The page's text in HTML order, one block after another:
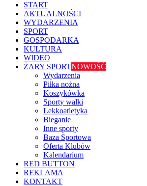
START
AKTUALNOŚCI
WYDARZENIA
SPORT
GOSPODARKA
KULTURA
WIDEO
ŻARY SPORTNOWOŚĆ
Wydarzenia
Piłka nożna
Koszykówka
Sporty walki
Lekkoatletyka
Bieganie
Inne sporty
Baza Sportowa
Oferta Klubów
Kalendarium
RED BUTTON
REKLAMA
KONTAKT